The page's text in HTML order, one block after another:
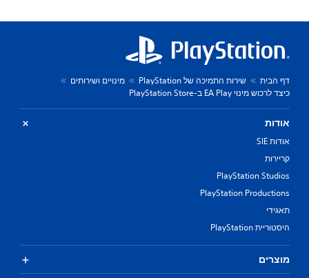
דף הבית שירות התמיכה של PlayStation
מינויים ושירותים
כיצד לרכוש מינוי EA Play ב-PlayStation Store‏
אודות
אודות SIE
קריירות
PlayStation Studios
PlayStation Productions
תאגידי
היסטוריית PlayStation
מוצרים